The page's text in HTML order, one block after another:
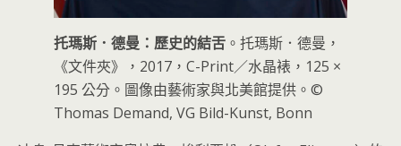
托瑪斯．德曼：歷史的結舌 。托瑪斯．德曼，
《文件夾》，2017，C-Print／水晶裱，125 ×
195 公分。圖像由藝術家與北美館提供。©
Thomas Demand, VG Bild-Kunst, Bonn